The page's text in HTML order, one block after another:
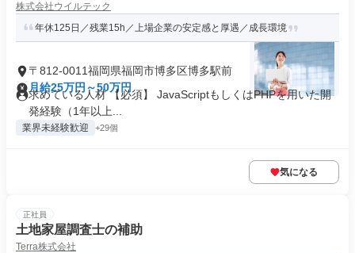
株式会社ウイルテック
年休125日／残業15h／上場企業の安定感と厚遇／成長環境
〒812-0011福岡県福岡市博多区博多駅前
月給25万円～50万円
求めている人材 【必須】 JavaScriptもしくはPHPを用いた開
発経験（1年以上...
業界未経験歓迎 +29個
気になる
正社員
土地家屋調査士の補助
Terra株式会社